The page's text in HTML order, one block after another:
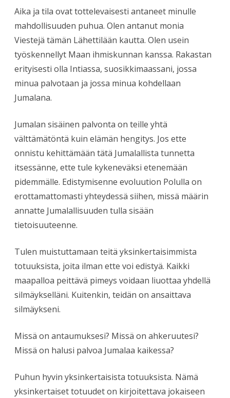
Aika ja tila ovat tottelevaisesti antaneet minulle
mahdollisuuden puhua. Olen antanut monia
Viestejä tämän Lähettilään kautta. Olen usein
työskennellyt Maan ihmiskunnan kanssa. Rakastan
erityisesti olla Intiassa, suosikkimaassani, jossa
minua palvotaan ja jossa minua kohdellaan
Jumalana.
Jumalan sisäinen palvonta on teille yhtä
välttämätöntä kuin elämän hengitys. Jos ette
onnistu kehittämään tätä Jumalallista tunnetta
itsessänne, ette tule kykeneväksi etenemään
pidemmälle. Edistymisenne evoluution Polulla on
erottamattomasti yhteydessä siihen, missä määrin
annatte Jumalallisuuden tulla sisään
tietoisuuteenne.
Tulen muistuttamaan teitä yksinkertaisimmista
totuuksista, joita ilman ette voi edistyä. Kaikki
maapalloa peittävä pimeys voidaan liuottaa yhdellä
silmäykselläni. Kuitenkin, teidän on ansaittava
silmäykseni.
Missä on antaumuksesi? Missä on ahkeruutesi?
Missä on halusi palvoa Jumalaa kaikessa?
Puhun hyvin yksinkertaisista totuuksista. Nämä
yksinkertaiset totuudet on kirjoitettava jokaiseen